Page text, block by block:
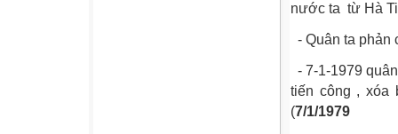
nước ta từ Hà
- Quân ta phản
- 7-1-1979
tiến công , xóa
(7/1/1979